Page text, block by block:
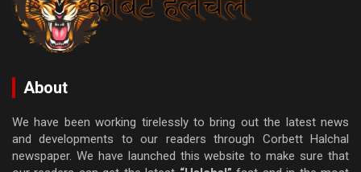
About
We have been working tirelessly to bring out the latest news
and developments to our readers through Corbett Halchal
newspaper. We have launched this website to make sure that